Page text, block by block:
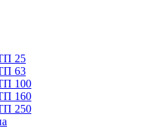
25
63
100
160
250